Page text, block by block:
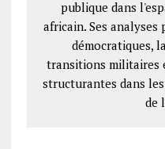
publique dans
africain. Ses
démocratiques,
transitions militaires
structurantes dans
de